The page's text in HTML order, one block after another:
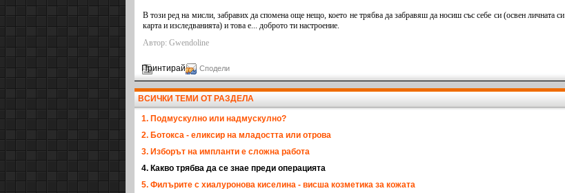
В този ред на мисли, забравих да спомена още нещо, което не трябва да забравяш да носиш със себе си (освен личната си
карта и изследванията) и това е... доброто ти настроение.
Автор: Gwendoline
Принтирай Сподели
ВСИЧКИ ТЕМИ ОТ РАЗДЕЛА
1. Подмускулно или надмускулно?
2. Ботокса - еликсир на младостта или отрова
3. Изборът на импланти е сложна работа
4. Какво трябва да се знае преди операцията
5. Филърите с хиалуронова киселина - висша козметика за кожата